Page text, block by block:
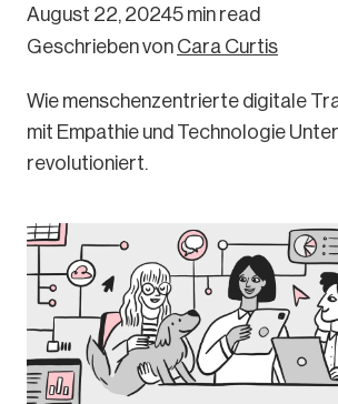
August 22, 20245 min read
Geschrieben von Cara Curtis
Wie menschenzentrierte digitale
mit Empathie und Technologie
revolutioniert.